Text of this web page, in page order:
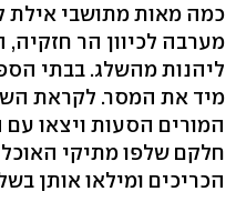
כמה מאות מתושבי אילת
מערבה לכיוון הר חזקיה,
ליהנות מהשלג. בבתי
המורים הסעות ויצאו
חלקם שלפו מתיקי
הכריכים ומילאו אותן